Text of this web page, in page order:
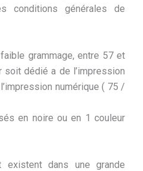
conditions générales de
grammage, entre 57 et
dédié a de l’impression
numérique ( 75 /
en noire ou en 1 couleur
existent dans une grande